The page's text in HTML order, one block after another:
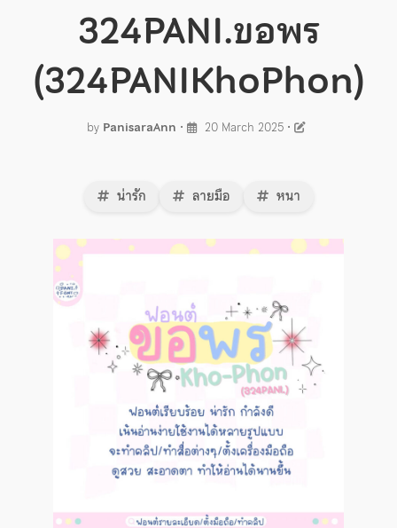
324PANI.ขอพร
(324PANIKhoPhon)
by PanisaraAnn • 20 March 2025 •
น่ารัก ลายมือ หนา